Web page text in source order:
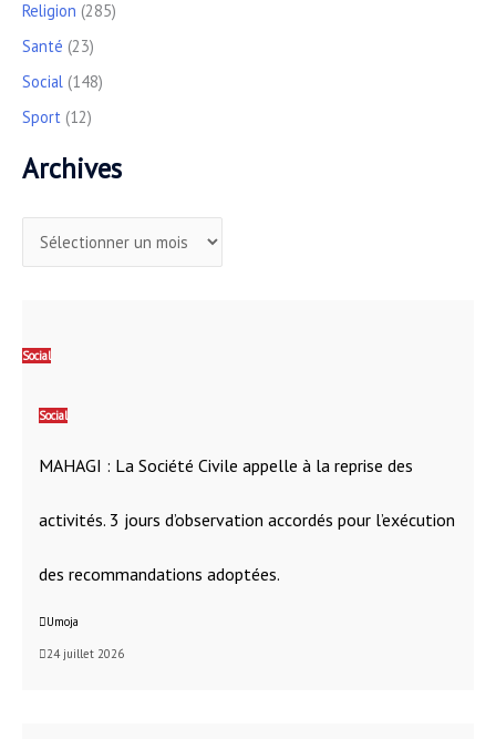
Religion (285)
Santé (23)
Social (148)
Sport (12)
Archives
Social
Social
MAHAGI : La Société Civile appelle à la reprise des
activités. 3 jours d’observation accordés pour l’exécution
des recommandations adoptées.
Umoja
24 juillet 2026